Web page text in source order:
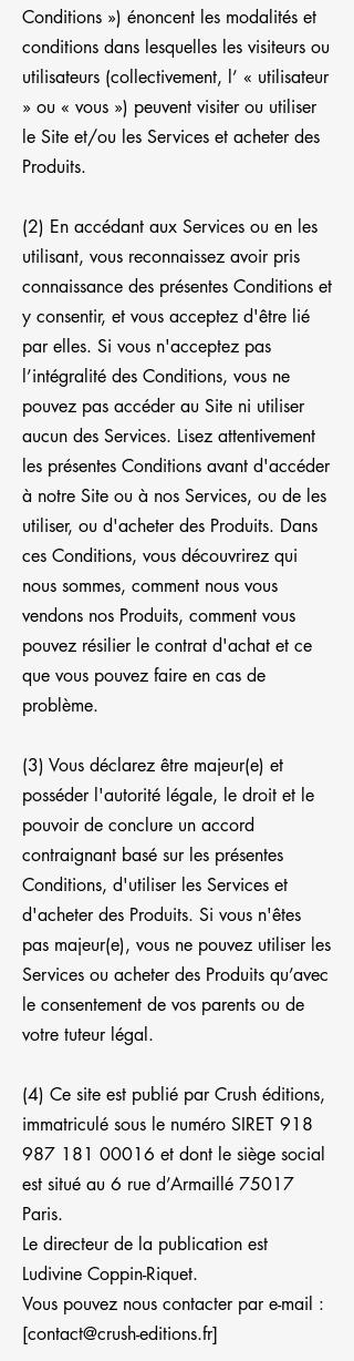
Conditions ») énoncent les modalités et
conditions dans lesquelles les visiteurs ou
utilisateurs (collectivement, l’ « utilisateur
» ou « vous ») peuvent visiter ou utiliser
le Site et/ou les Services et acheter des
Produits.
(2) En accédant aux Services ou en les
utilisant, vous reconnaissez avoir pris
connaissance des présentes Conditions et
y consentir, et vous acceptez d'être lié
par elles. Si vous n'acceptez pas
l’intégralité des Conditions, vous ne
pouvez pas accéder au Site ni utiliser
aucun des Services. Lisez attentivement
les présentes Conditions avant d'accéder
à notre Site ou à nos Services, ou de les
utiliser, ou d'acheter des Produits. Dans
ces Conditions, vous découvrirez qui
nous sommes, comment nous vous
vendons nos Produits, comment vous
pouvez résilier le contrat d'achat et ce
que vous pouvez faire en cas de
problème.
(3) Vous déclarez être majeur(e) et
posséder l'autorité légale, le droit et le
pouvoir de conclure un accord
contraignant basé sur les présentes
Conditions, d'utiliser les Services et
d'acheter des Produits. Si vous n'êtes
pas majeur(e), vous ne pouvez utiliser les
Services ou acheter des Produits qu’avec
le consentement de vos parents ou de
votre tuteur légal.
(4) Ce site est publié par Crush éditions,
immatriculé sous le numéro SIRET 918
987 181 00016 et dont le siège social
est situé au 6 rue d’Armaillé 75017
Paris.
Le directeur de la publication est
Ludivine Coppin-Riquet.
Vous pouvez nous contacter par e-mail :
[contact@crush-editions.fr]